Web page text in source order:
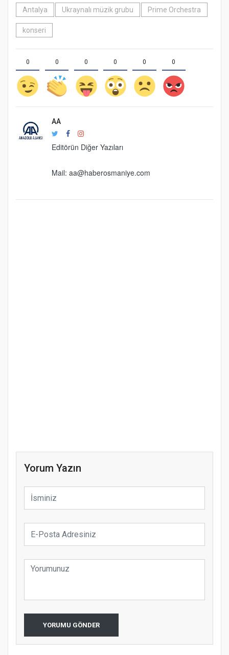
Antalya
Ukraynalı müzik grubu Prime Orchestra
konseri
0 0 0 0 0 0
AA
Editörün Diğer Yazıları
Mail: aa@haberosmaniye.com
Yorum Yazın
YORUMU GÖNDER